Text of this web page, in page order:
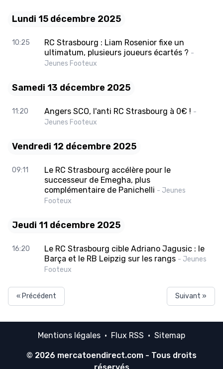
Lundi 15 décembre 2025
10:25
RC Strasbourg : Liam Rosenior fixe un
ultimatum, plusieurs joueurs écartés ? -
Jeunes Footeux
Samedi 13 décembre 2025
11:20 Angers SCO, l'anti RC Strasbourg à 0€ ! -
Jeunes Footeux
Vendredi 12 décembre 2025
09:11
Le RC Strasbourg accélère pour le
successeur de Emegha, plus
complémentaire de Panichelli - Jeunes
Footeux
Jeudi 11 décembre 2025
16:20
Le RC Strasbourg cible Adriano Jagusic : le
Barça et le RB Leipzig sur les rangs - Jeunes
Footeux
« Précédent Suivant »
Mentions légales · Flux RSS · Sitemap
© 2026 mercatoendirect.com - Tous droits